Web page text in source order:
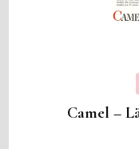
Camel –